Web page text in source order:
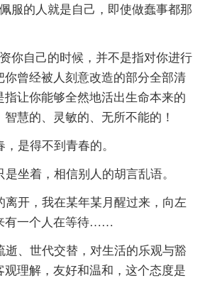
服的人就是自己，即使做蠢事都那
你自己的时候，并不是指对你进行
你曾经被人刻意改造的部分全部清
指让你能够全然地活出生命本来的
慧的、灵敏的、无所不能的！
是得不到青春的。
是坐着，相信别人的胡言乱语。
离开，我在某年某月醒过来，向左
有一个人在等待……
逝、世代交替，对生活的乐观与豁
观理解，友好和温和，这个态度是